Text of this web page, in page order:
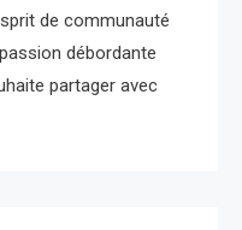
de communauté
débordante
partager avec